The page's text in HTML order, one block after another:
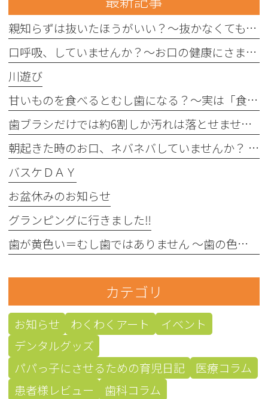
親知らずは抜いたほうがいい？〜抜かなくてもいい親知らずもあります〜
口呼吸、していませんか？〜お口の健康にさまざまな影響を与えることがあります〜
川遊び
甘いものを食べるとむし歯になる？〜実は「食べる回数」がポイントです〜
歯ブラシだけでは約6割しか汚れは落とせません〜フロスや歯間ブラシが大切な理由〜
朝起きた時のお口、ネバネバしていませんか？ 〜実は細菌が増えているサインかもしれません〜
バスケＤＡＹ
お盆休みのお知らせ
グランピングに行きました‼︎
歯が黄色い＝むし歯ではありません 〜歯の色にはさまざまな原因があります〜
カテゴリ
お知らせ わくわくアート
イベント
デンタルグッズ
パパっ子にさせるための育児日記
医療コラム
患者様レビュー
歯科コラム